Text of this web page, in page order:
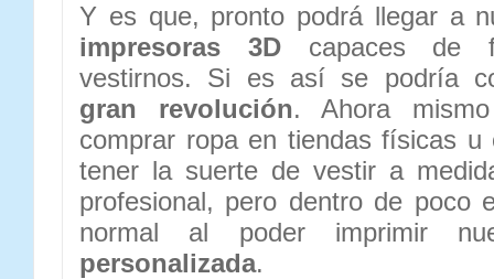
Y es que, pronto podrá llegar a
impresoras 3Dcapaces de
vestirnos. Si es así se podría
gran revolución. Ahora
comprar ropa en tiendas físicas u
tener la suerte de vestir a
profesional, pero dentro de poco
normal al poder imprimir
personalizada.